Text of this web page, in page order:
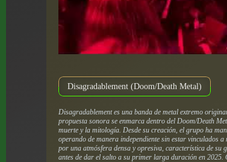
Disagradablement (Doom/Death Metal)
Disagradablement es una banda de metal extremo
propuesta sonora se enmarca dentro del Doom/Death
muerte y la mitología. Desde su creación, el grupo ha
operando de manera independiente sin estar vinculados
por una atmósfera densa y opresiva, característica de
antes de dar el salto a su primer larga duración en 2025.